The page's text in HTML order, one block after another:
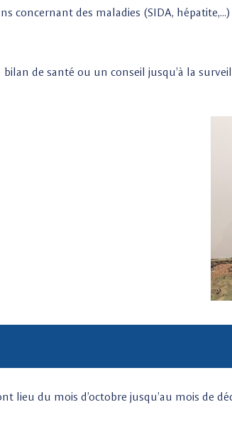
concernant des maladies (SIDA,
de santé ou un conseil jusqu’à la
lieu du mois d’octobre jusqu’au mois de